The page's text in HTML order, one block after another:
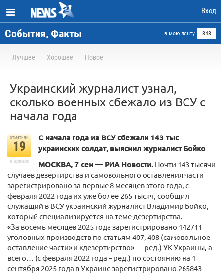
Вход
События, Факты в мою ленту 343
Лучшее Хорошее Новое
Украинский журналист узнал,
сколько военных сбежало из ВСУ с
начала года
отметили
19
в архиве
С начала года из ВСУ сбежали 143 тыс
украинских солдат, выяснил журналист Бойко
МОСКВА, 7 сен — РИА Новости. Почти 143 тысячи
случаев дезертирства и самовольного оставления части
зарегистрировано за первые 8 месяцев этого года, с
февраля 2022 года их уже более 265 тысяч, сообщил
служащий в ВСУ украинский журналист Владимир Бойко,
который специализируется на теме дезертирства.
«За восемь месяцев 2025 года зарегистрировано 142711
уголовных производств по статьям 407, 408 (самовольное
оставление части» и «дезертирство» — ред.) УК Украины, а
всего… (с февраля 2022 года – ред.) по состоянию на 1
сентября 2025 года в Украине зарегистрировано 265843